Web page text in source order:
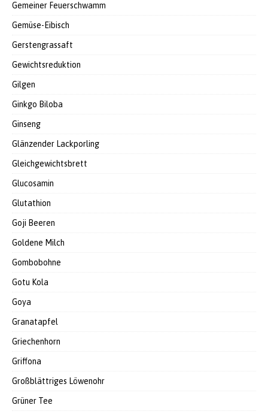
Gemeiner Feuerschwamm
Gemüse-Eibisch
Gerstengrassaft
Gewichtsreduktion
Gilgen
Ginkgo Biloba
Ginseng
Glänzender Lackporling
Gleichgewichtsbrett
Glucosamin
Glutathion
Goji Beeren
Goldene Milch
Gombobohne
Gotu Kola
Goya
Granatapfel
Griechenhorn
Griffona
Großblättriges Löwenohr
Grüner Tee